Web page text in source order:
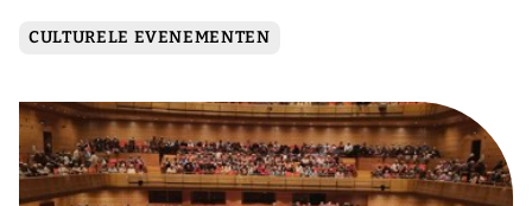
CULTURELE EVENEMENTEN